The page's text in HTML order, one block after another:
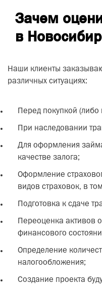
Зачем
в
Наши клиенты
различных ситуациях:
Перед покупкой
При наследовании
Для оформления
качестве залога;
Оформление
видов страховок, в
Подготовка к сдаче
Переоценка активов
финансового
Определение
налогообложения;
Создание проекта